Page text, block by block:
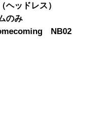
ヘッドレス）
のみ
NB02